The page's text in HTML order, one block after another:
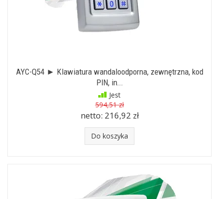
AYC-Q54 ► Klawiatura wandaloodporna, zewnętrzna, kod
PIN, in...
Jest
594,51 zł
netto: 216,92 zł
Do koszyka